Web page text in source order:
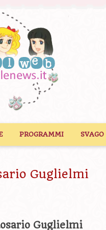
PROGRAMMI SVAGO
Guglielmi
Guglielmi